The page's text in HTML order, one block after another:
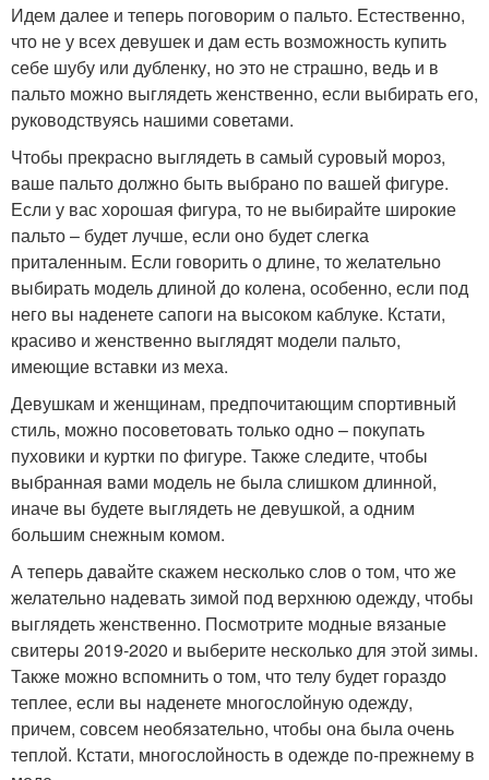
Идем далее и теперь поговорим о пальто. Естественно,
что не у всех девушек и дам есть возможность купить
себе шубу или дубленку, но это не страшно, ведь и в
пальто можно выглядеть женственно, если выбирать его,
руководствуясь нашими советами.
Чтобы прекрасно выглядеть в самый суровый мороз,
ваше пальто должно быть выбрано по вашей фигуре.
Если у вас хорошая фигура, то не выбирайте широкие
пальто – будет лучше, если оно будет слегка
приталенным. Если говорить о длине, то желательно
выбирать модель длиной до колена, особенно, если под
него вы наденете сапоги на высоком каблуке. Кстати,
красиво и женственно выглядят модели пальто,
имеющие вставки из меха.
Девушкам и женщинам, предпочитающим спортивный
стиль, можно посоветовать только одно – покупать
пуховики и куртки по фигуре. Также следите, чтобы
выбранная вами модель не была слишком длинной,
иначе вы будете выглядеть не девушкой, а одним
большим снежным комом.
А теперь давайте скажем несколько слов о том, что же
желательно надевать зимой под верхнюю одежду, чтобы
выглядеть женственно. Посмотрите модные вязаные
свитеры 2019-2020 и выберите несколько для этой зимы.
Также можно вспомнить о том, что телу будет гораздо
теплее, если вы наденете многослойную одежду,
причем, совсем необязательно, чтобы она была очень
теплой. Кстати, многослойность в одежде по-прежнему в